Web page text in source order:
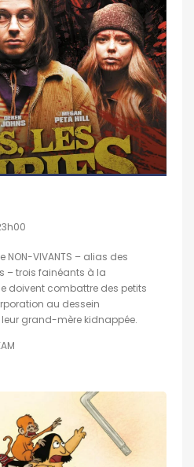
NON-VIVANTS – alias des
– trois fainéants à la
doivent combattre des petits
au dessein
grand-mère kidnappée.